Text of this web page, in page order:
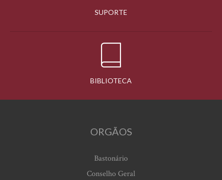
SUPORTE
BIBLIOTECA
ORGÃOS
Bastonário
Conselho Geral